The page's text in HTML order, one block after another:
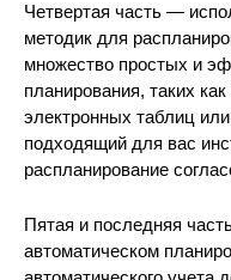
Четвертая часть —
методик для
множество простых и
планирования, таких
электронных таблиц
подходящий для вас
распланирование
Пятая и последняя
автоматическом